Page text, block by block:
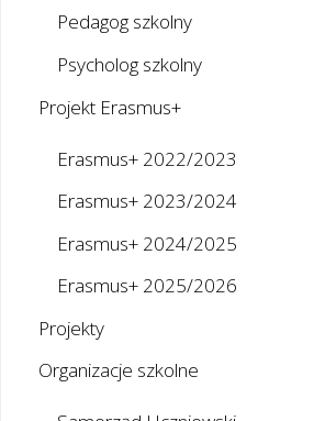
Pedagog szkolny
Psycholog szkolny
Projekt Erasmus+
Erasmus+ 2022/2023
Erasmus+ 2023/2024
Erasmus+ 2024/2025
Erasmus+ 2025/2026
Projekty
Organizacje szkolne